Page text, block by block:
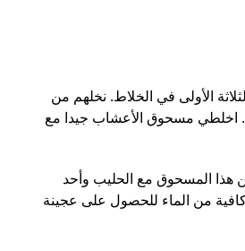
الأولى في الخلاط. نخلهم من
اخلطي مسحوق الأعشاب جيدا مع
جم من هذا المسحوق مع الحليب وأحد
من الماء للحصول على عجينة